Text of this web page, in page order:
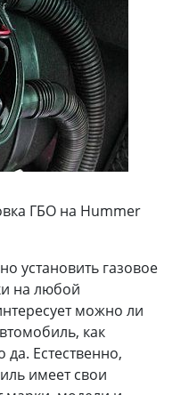
ГБО на Hummer
установить газовое
на любой
можно ли
как
Естественно,
имеет свои